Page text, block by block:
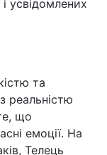
усвідомлених
та
реальністю
що
емоції. На
Телець